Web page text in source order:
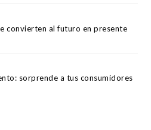
convierten al futuro en presente
sorprende a tus consumidores